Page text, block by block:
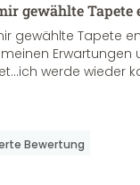
gewählte
gewählte Tapete
Erwartungen
werde wieder
Bewertung